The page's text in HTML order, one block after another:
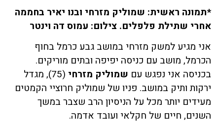
*תמונה ראשית: שמוליק מזרחי ובנו יאיר בחממה
אחרי שתילת פלפלים. צילום: עמוס דה וינטר
אני מגיע למשק מזרחי במושב גבע כרמל בחוף
הכרמל, מושב עם כניסה יפיפה ובתים מוריקים.
בכניסה אני נפגש עם שמוליק מזרחי
(75), מגדל
ירקות ותיק במושב. פניו של שמוליק חרוציי הקמטים
מעידים יותר מכל על הניסיון הרב שצבר במשך
השנים, חיים של חקלאי ועובד אדמה.